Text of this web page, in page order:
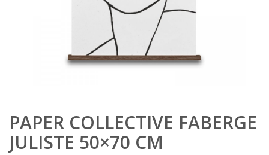
PAPER COLLECTIVE FABERGE
JULISTE 50×70 CM